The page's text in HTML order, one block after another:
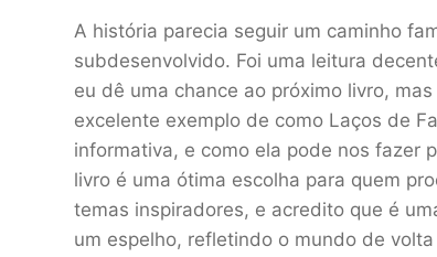
A história parecia seguir um caminho
subdesenvolvido. Foi uma leitura
eu dê uma chance ao próximo livro,
excelente exemplo de como Laços de
informativa, e como ela pode nos fazer
livro é uma ótima escolha para quem
temas inspiradores, e acredito que é
um espelho, refletindo o mundo de